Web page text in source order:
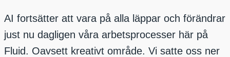
AI fortsätter att vara på alla läppar och förändrar
just nu dagligen våra arbetsprocesser här på
Fluid. Oavsett kreativt område. Vi satte oss ner